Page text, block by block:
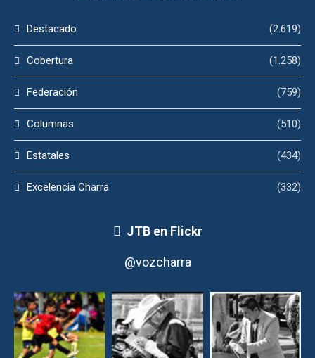
Destacado (2.619)
Cobertura (1.258)
Federación (759)
Columnas (510)
Estatales (434)
Excelencia Charra (332)
JTB en Flickr
@vozcharra